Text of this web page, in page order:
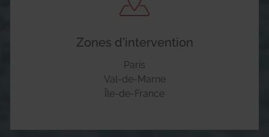
Zones d'intervention
Paris
Val-de-Marne
Île-de-France